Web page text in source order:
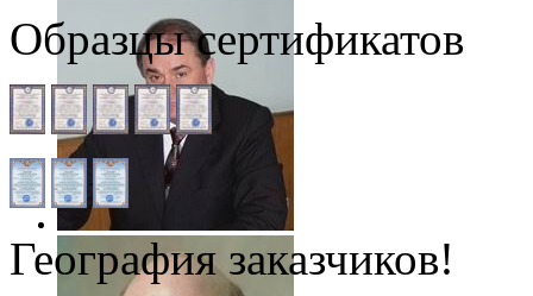
Образцы сертификатов
География заказчиков!